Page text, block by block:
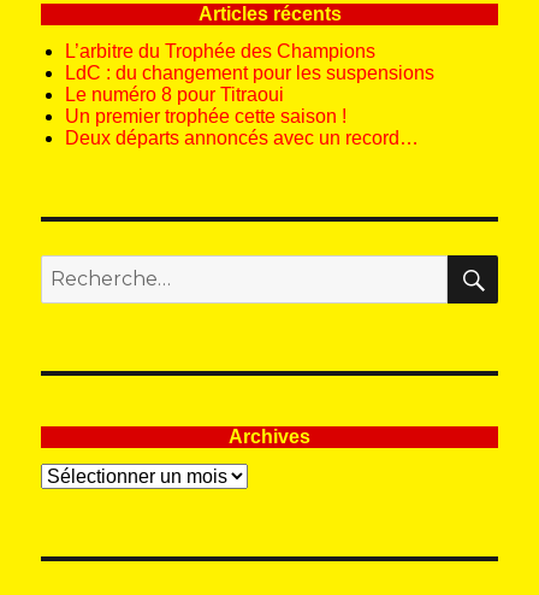
Articles récents
L’arbitre du Trophée des Champions
LdC : du changement pour les suspensions
Le numéro 8 pour Titraoui
Un premier trophée cette saison !
Deux départs annoncés avec un record…
Recherche
pour
:
Archives
Archives